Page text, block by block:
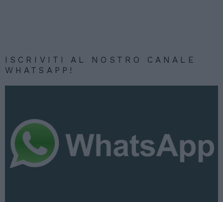
ISCRIVITI AL NOSTRO CANALE
WHATSAPP!